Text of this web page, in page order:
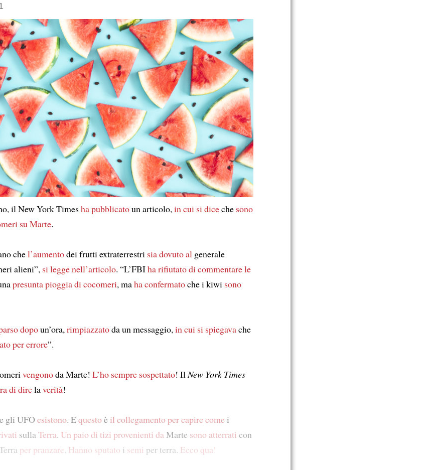
il New York Timesha pubblicatoun articolo, in cui si diceche sono
su Marte.
chel’aumentodei frutti extraterrestri sia dovuto al generale
alieni”, si legge nell’articolo. “L’FBIha rifiutatodi commentarele
presuntapioggia di cocomeri, maha confermatoche i kiwi sono
dopoun’ora, rimpiazzatoda un messaggio, in cui si spiegavache
per errore”.
vengonoda Marte! L’ho sempre sospettato! Il New York Times
di direlaverità!
gli UFOesistono. Equestoè il collegamentoper capirecome i
sulla Terra. Un paio di tizi provenienti da Marte sono atterrati con
per pranzare. Hanno sputato i semi per terra. Ecco qua!